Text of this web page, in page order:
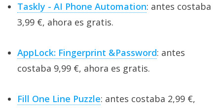
Taskly - AI Phone Automation: antes costaba
3,99 €, ahora es gratis.
AppLock: Fingerprint &Password: antes
costaba 9,99 €, ahora es gratis.
Fill One Line Puzzle: antes costaba 2,99 €,